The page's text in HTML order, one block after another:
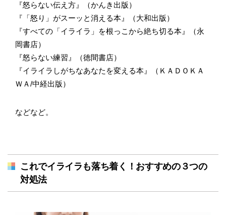
『怒らない伝え方』（かんき出版）
『「怒り」がスーッと消える本』（大和出版）
『すべての「イライラ」を根っこから絶ち切る本』（永
岡書店）
『怒らない練習』（徳間書店）
『イライラしがちなあなたを変える本』（ＫＡＤＯＫＡ
ＷＡ/中経出版）
などなど。
これでイライラも落ち着く！おすすめの３つの
対処法